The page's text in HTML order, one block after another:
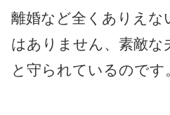
離婚など全くありえな
はありません、素敵な
と守られているのです